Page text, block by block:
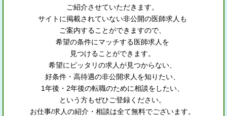
ご紹介させていただきます。
サイトに掲載されていない非公開の医師求人も
ご案内することができますので、
希望の条件にマッチする医師求人を
見つけることができます。
希望にピッタリの求人が見つからない、
好条件・高待遇の非公開求人を知りたい、
1年後・2年後の転職のために相談をしたい、
という方もぜひご登録ください。
お仕事/求人の紹介・相談は全て無料でございます。